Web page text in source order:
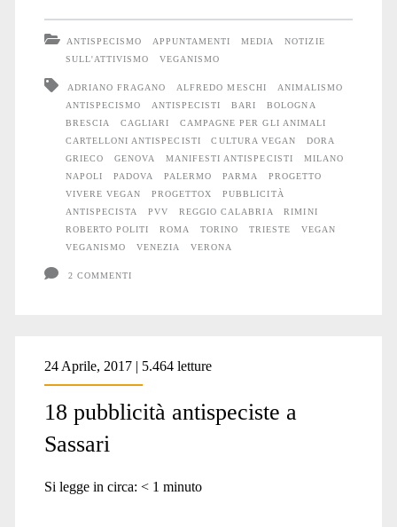
al
secondo”
in
tutta
Italia
ANTISPECISMO APPUNTAMENTI MEDIA
NOTIZIE
SULL'ATTIVISMO
VEGANISMO
ADRIANO FRAGANO ALFREDO MESCHI
ANIMALISMO
ANTISPECISMO
ANTISPECISTI BARI
BOLOGNA
BRESCIA
CAGLIARI
CAMPAGNE PER GLI ANIMALI
CARTELLONI ANTISPECISTI
CULTURA VEGAN
DORA
GRIECO
GENOVA MANIFESTI ANTISPECISTI
MILANO
NAPOLI
PADOVA PALERMO PARMA
PROGETTO
VIVERE VEGAN
PROGETTOX
PUBBLICITÀ
ANTISPECISTA
PVV REGGIO CALABRIA
RIMINI
ROBERTO POLITI
ROMA TORINO TRIESTE
VEGAN
VEGANISMO
VENEZIA VERONA
2 COMMENTI
24 Aprile, 2017 | 5.464 letture
18 pubblicità antispeciste a
Sassari
Si legge in circa: < 1 minuto